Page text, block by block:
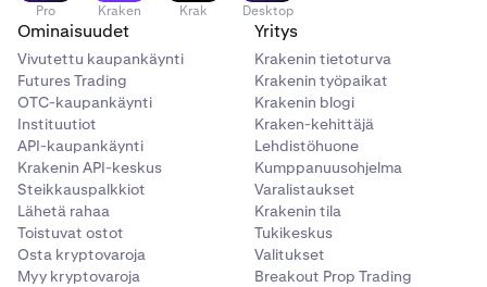
26. helmikuuta klo 14.00 UTC:Spot-markkinat
asetetaan cancel-only-tilaan.
27. helmikuuta klo 14.00 UTC:Kaikki avoimet spot-
toimeksiannot peruutetaan.
2. maaliskuuta klo 14.00 UTC:OM-spot-markkinat
poistetaan pörssilistalta.
3. maaliskuuta (klo 23.59 UTC mennessä):
Pro Kraken Krak Desktop
Ominaisuudet
Vivutettu kaupankäynti
Futures Trading
OTC-kaupankäynti
Instituutiot
API-kaupankäynti
Krakenin API-keskus
Steikkauspalkkiot
Lähetä rahaa
Toistuvat ostot
Osta kryptovaroja
Myy kryptovaroja
Yritys
Krakenin tietoturva
Krakenin työpaikat
Krakenin blogi
Kraken-kehittäjä
Lehdistöhuone
Kumppanuusohjelma
Varalistaukset
Krakenin tila
Tukikeskus
Valitukset
Breakout Prop Trading